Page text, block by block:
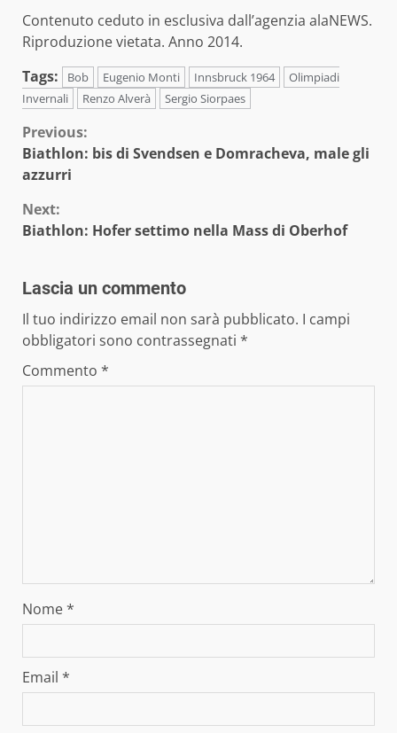
Contenuto ceduto in esclusiva dall’agenzia alaNEWS.
Riproduzione vietata. Anno 2014.
Tags:
Bob Eugenio Monti Innsbruck 1964
Olimpiadi
Invernali
Renzo Alverà Sergio Siorpaes
Continue
Reading
Previous:
Biathlon: bis di Svendsen e Domracheva, male gli
azzurri
Next:
Biathlon: Hofer settimo nella Mass di Oberhof
Lascia un commento
Il tuo indirizzo email non sarà pubblicato. I campi
obbligatori sono contrassegnati *
Commento *
Nome*
Email *